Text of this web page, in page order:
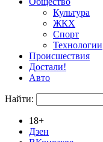
Культура
ЖКХ
Спорт
Технологии
Происшествия
Достали!
Авто
Найти:
18+
Дзен